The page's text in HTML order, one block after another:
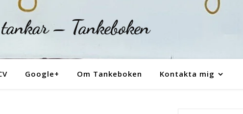
tankar – Tankeboken
Google+ Om Tankeboken Kontakta mig